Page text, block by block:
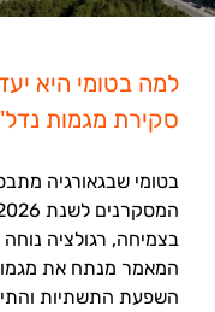
סקירת מגמות
בטומי שבגאורגיה
בצמיחה, רגולציה נוחה
המאמר מנתח את
השפעת התשתיות